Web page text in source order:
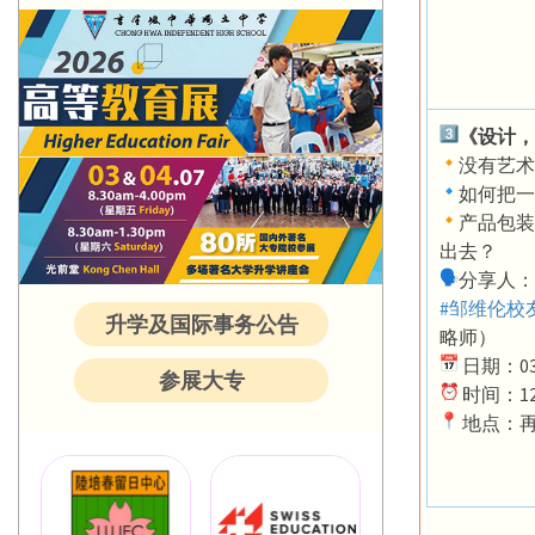
《设计
没有艺
如何把
产品包
出去？
分享人：
#邹维伦校
略师）
日期：
时间：
地点：
升学及国际事务公告
参展大专